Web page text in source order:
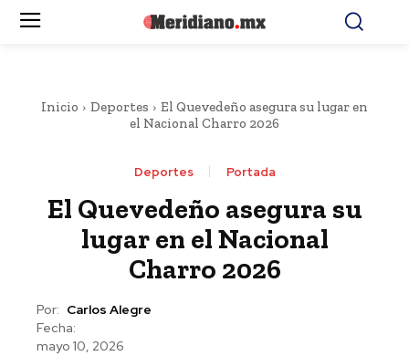
Inicio Deportes
El Quevedeño asegura su lugar en
el Nacional Charro 2026
Deportes Portada
El Quevedeño asegura su
lugar en el Nacional
Charro 2026
Por: Carlos Alegre
Fecha:
mayo 10, 2026